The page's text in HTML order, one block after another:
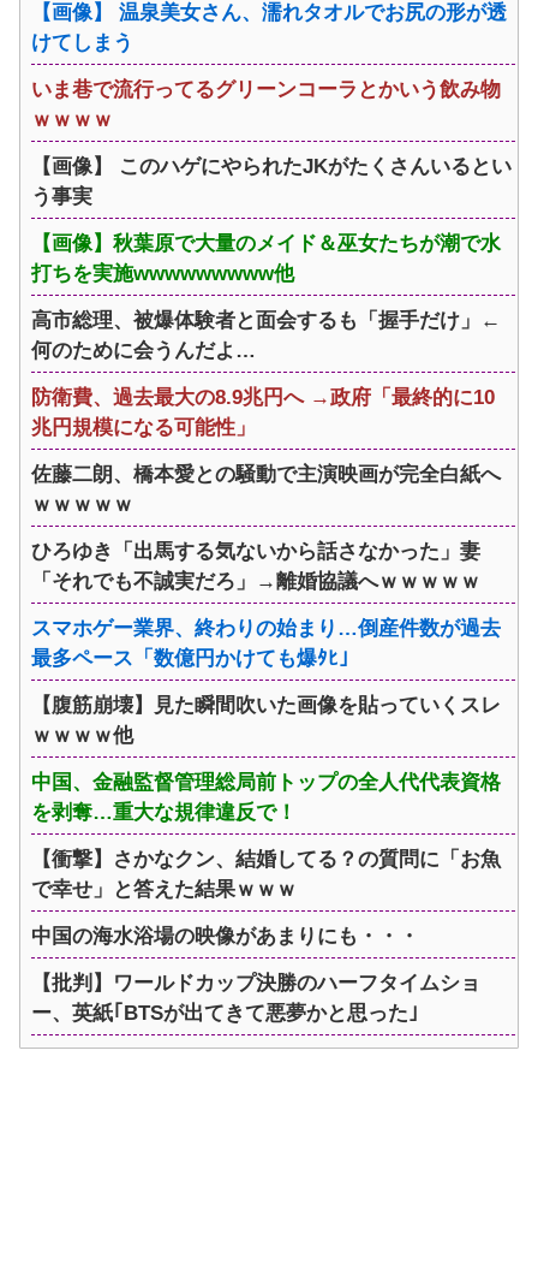
【画像】 温泉美女さん、濡れタオルでお尻の形が透
けてしまう
いま巷で流行ってるグリーンコーラとかいう飲み物
ｗｗｗｗ
【画像】 このハゲにやられたJKがたくさんいるとい
う事実
【画像】秋葉原で大量のメイド＆巫女たちが潮で水
打ちを実施wwwwwwwww他
高市総理、被爆体験者と面会するも「握手だけ」←
何のために会うんだよ…
防衛費、過去最大の8.9兆円へ →政府「最終的に10
兆円規模になる可能性」
佐藤二朗、橋本愛との騒動で主演映画が完全白紙へ
ｗｗｗｗｗ
ひろゆき「出馬する気ないから話さなかった」妻
「それでも不誠実だろ」→離婚協議へｗｗｗｗｗ
スマホゲー業界、終わりの始まり…倒産件数が過去
最多ペース「数億円かけても爆ﾀﾋ」
【腹筋崩壊】見た瞬間吹いた画像を貼っていくスレ
ｗｗｗｗ他
中国、金融監督管理総局前トップの全人代代表資格
を剥奪…重大な規律違反で！
【衝撃】さかなクン、結婚してる？の質問に「お魚
で幸せ」と答えた結果ｗｗｗ
中国の海水浴場の映像があまりにも・・・
【批判】ワールドカップ決勝のハーフタイムショ
ー、英紙｢BTSが出てきて悪夢かと思った｣